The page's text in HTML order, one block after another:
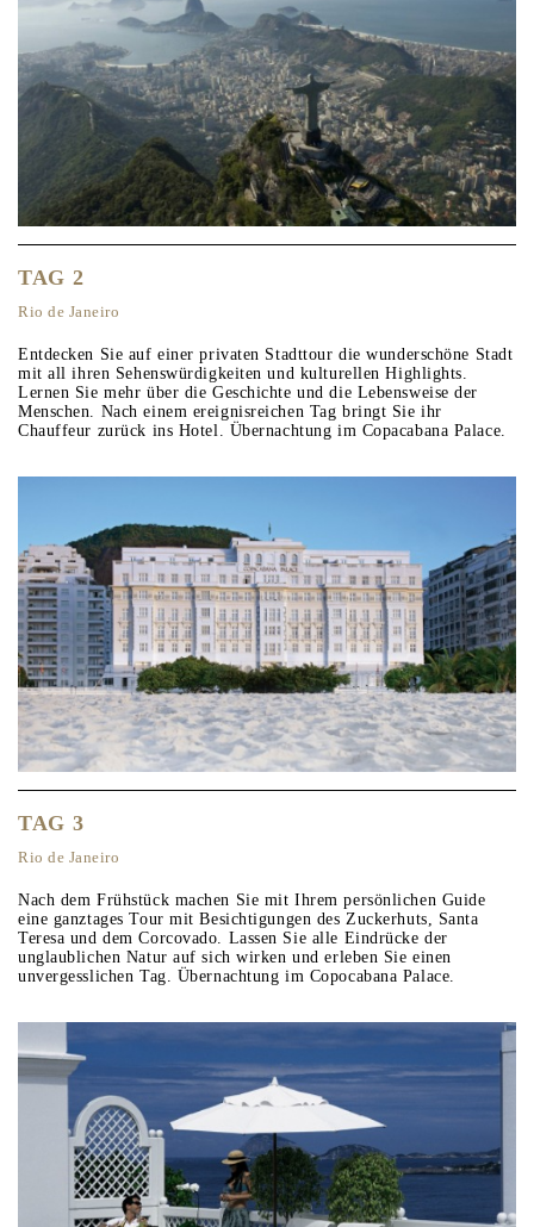
TAG 2
Rio de Janeiro
Entdecken Sie auf einer privaten Stadttour die wunderschöne Stadt
mit all ihren Sehenswürdigkeiten und kulturellen Highlights.
Lernen Sie mehr über die Geschichte und die Lebensweise der
Menschen. Nach einem ereignisreichen Tag bringt Sie ihr
Chauffeur zurück ins Hotel. Übernachtung im Copacabana Palace.
TAG 3
Rio de Janeiro
Nach dem Frühstück machen Sie mit Ihrem persönlichen Guide
eine ganztages Tour mit Besichtigungen des Zuckerhuts, Santa
Teresa und dem Corcovado. Lassen Sie alle Eindrücke der
unglaublichen Natur auf sich wirken und erleben Sie einen
unvergesslichen Tag. Übernachtung im Copocabana Palace.